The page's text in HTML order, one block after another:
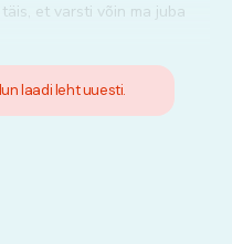
et varsti võin ma juba
laadi leht uuesti.